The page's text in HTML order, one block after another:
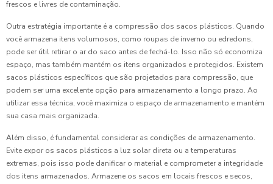
frescos e livres de contaminação.
Outra estratégia importante é a compressão dos sacos plásticos. Quando
você armazena itens volumosos, como roupas de inverno ou edredons,
pode ser útil retirar o ar do saco antes de fechá-lo. Isso não só economiza
espaço, mas também mantém os itens organizados e protegidos. Existem
sacos plásticos específicos que são projetados para compressão, que
podem ser uma excelente opção para armazenamento a longo prazo. Ao
utilizar essa técnica, você maximiza o espaço de armazenamento e mantém
sua casa mais organizada.
Além disso, é fundamental considerar as condições de armazenamento.
Evite expor os sacos plásticos a luz solar direta ou a temperaturas
extremas, pois isso pode danificar o material e comprometer a integridade
dos itens armazenados. Armazene os sacos em locais frescos e secos,